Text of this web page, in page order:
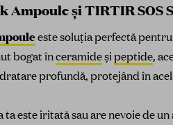
Ampoule și TIRTIR SOS
este soluția perfectă
bogat înceramideși peptide,
profundă, protejând în
ta este iritată sau are nevoie de